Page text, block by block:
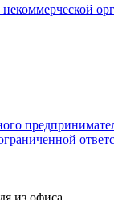
из офиса